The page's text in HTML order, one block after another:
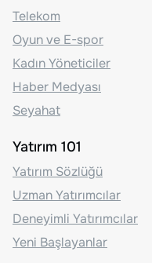
Telekom
Oyun ve E-spor
Kadın Yöneticiler
Haber Medyası
Seyahat
Yatırım 101
Yatırım Sözlüğü
Uzman Yatırımcılar
Deneyimli Yatırımcılar
Yeni Başlayanlar